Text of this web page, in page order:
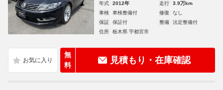
年式 2012年 走行
3.9万km
車検
車検整備付 修復
なし
保証
保証付 整備
法定整備付
住所
栃木県 宇都宮市
無
料
見積もり・在庫確認